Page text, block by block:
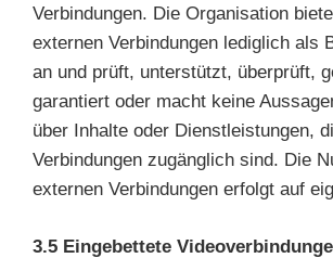
Verbindungen. Die Organisation
externen Verbindungen lediglich als
an und prüft, unterstützt, überprüft,
garantiert oder macht keine
über Inhalte oder Dienstleistungen,
Verbindungen zugänglich sind. Die
externen Verbindungen erfolgt auf
3.5 Eingebettete